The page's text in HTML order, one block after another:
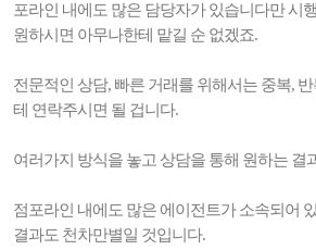
포라인 내에도 많은 담당자가 있습니다만 시
원하시면 아무나한테 맡길 순 없겠죠.
전문적인 상담, 빠른 거래를 위해서는 중복,
테 연락주시면 될 겁니다.
여러가지 방식을 놓고 상담을 통해 원하는 결
점포라인 내에도 많은 에이전트가 소속되어
결과도 천차만별일 것입니다.